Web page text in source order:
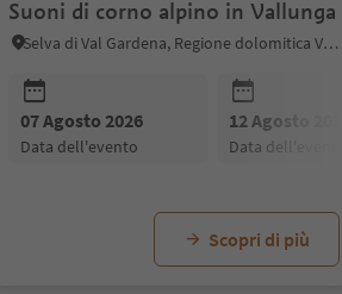
09 Agosto 2026
Suoni di corno alpino in Vallunga
Selva di Val Gardena, Regione dolomitica Val Gardena
07 Agosto 2026
data dell'evento
12 Agosto 2026
data dell'evento
Scopri di più